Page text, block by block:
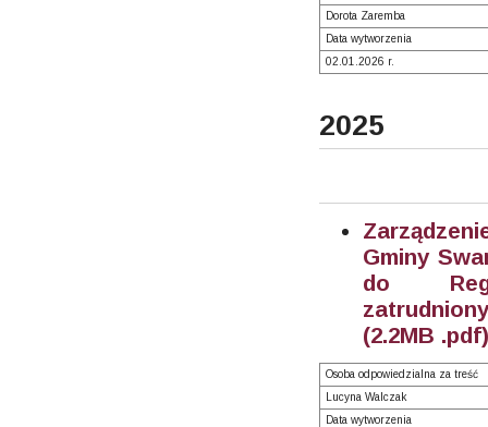
Dorota Zaremba
Data wytworzenia
02.01.2026 r.
2025
Gminy
do
(2.2MB
Osoba odpowiedzialna za treść
Lucyna Walczak
Data wytworzenia